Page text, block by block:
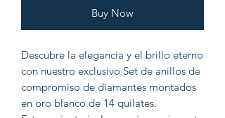
Buy Now
Descubre la elegancia y el brillo eterno
con nuestro exclusivo Set de anillos de
compromiso de diamantes montados
en oro blanco de 14 quilates.